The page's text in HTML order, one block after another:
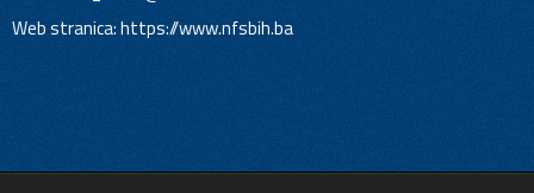
Web stranica: https://www.nfsbih.ba